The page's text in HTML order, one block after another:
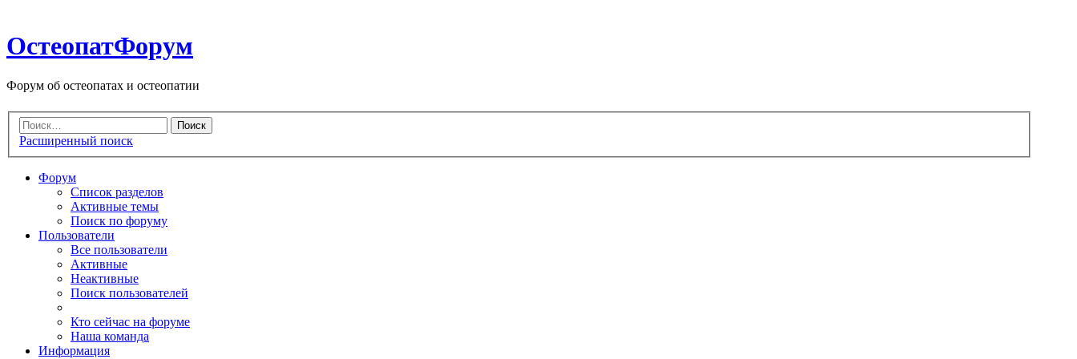
ОстеопатФорум
Форум об остеопатах и остеопатии
Расширенный поиск
Форум
Список разделов
Активные темы
Поиск по форуму
Пользователи
Все пользователи
Активные
Неактивные
Поиск пользователей
Кто сейчас на форуме
Наша команда
Информация